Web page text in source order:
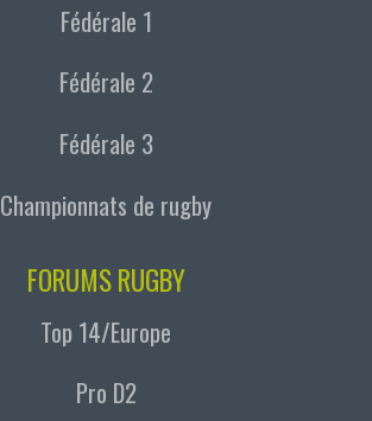
Fédérale 1
Fédérale 2
Fédérale 3
Championnats de rugby
FORUMS RUGBY
Top 14/Europe
Pro D2